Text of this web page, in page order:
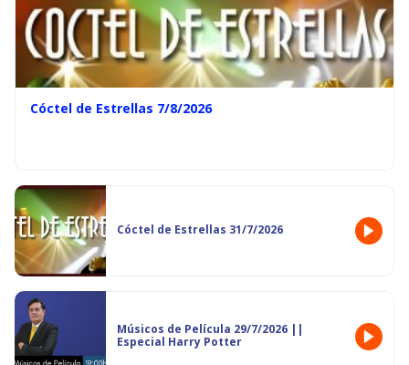
Cóctel de Estrellas 7/8/2026
Cóctel de Estrellas 31/7/2026
Músicos de Película 29/7/2026 ||
Especial Harry Potter